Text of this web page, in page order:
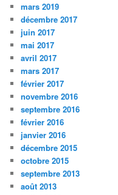
mars 2019
décembre 2017
juin 2017
mai 2017
avril 2017
mars 2017
février 2017
novembre 2016
septembre 2016
février 2016
janvier 2016
décembre 2015
octobre 2015
septembre 2013
août 2013